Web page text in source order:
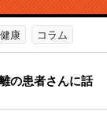
健康 コラム
の患者さんに話